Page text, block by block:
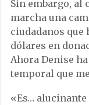
Sin embargo, al
marcha una
ciudadanos que
dólares en
Ahora Denise
temporal que
«Es…